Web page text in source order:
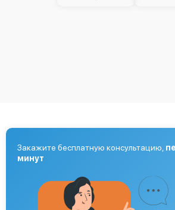
Закажите бесплатную консультацию,
минут